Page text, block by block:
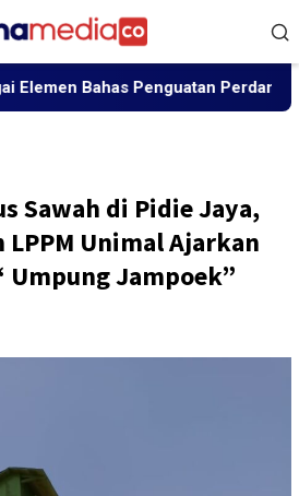
Penguatan Perdamaian
Sawah di Pidie Jaya,
LPPM Unimal Ajarkan
Umpung Jampoek”